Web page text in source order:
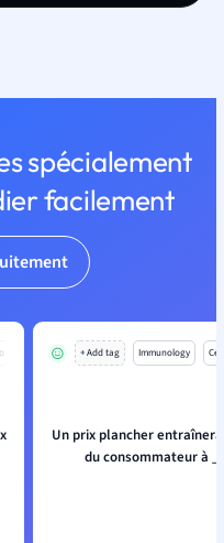
spécialement
facilement
+ Add tag Immunology
Un prix plancher
du consommateur à